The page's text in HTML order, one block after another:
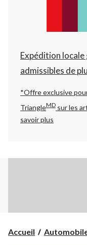
Expédition
admissibles de
*Offre exclusive
TriangleMD sur les
savoir plus
Accueil